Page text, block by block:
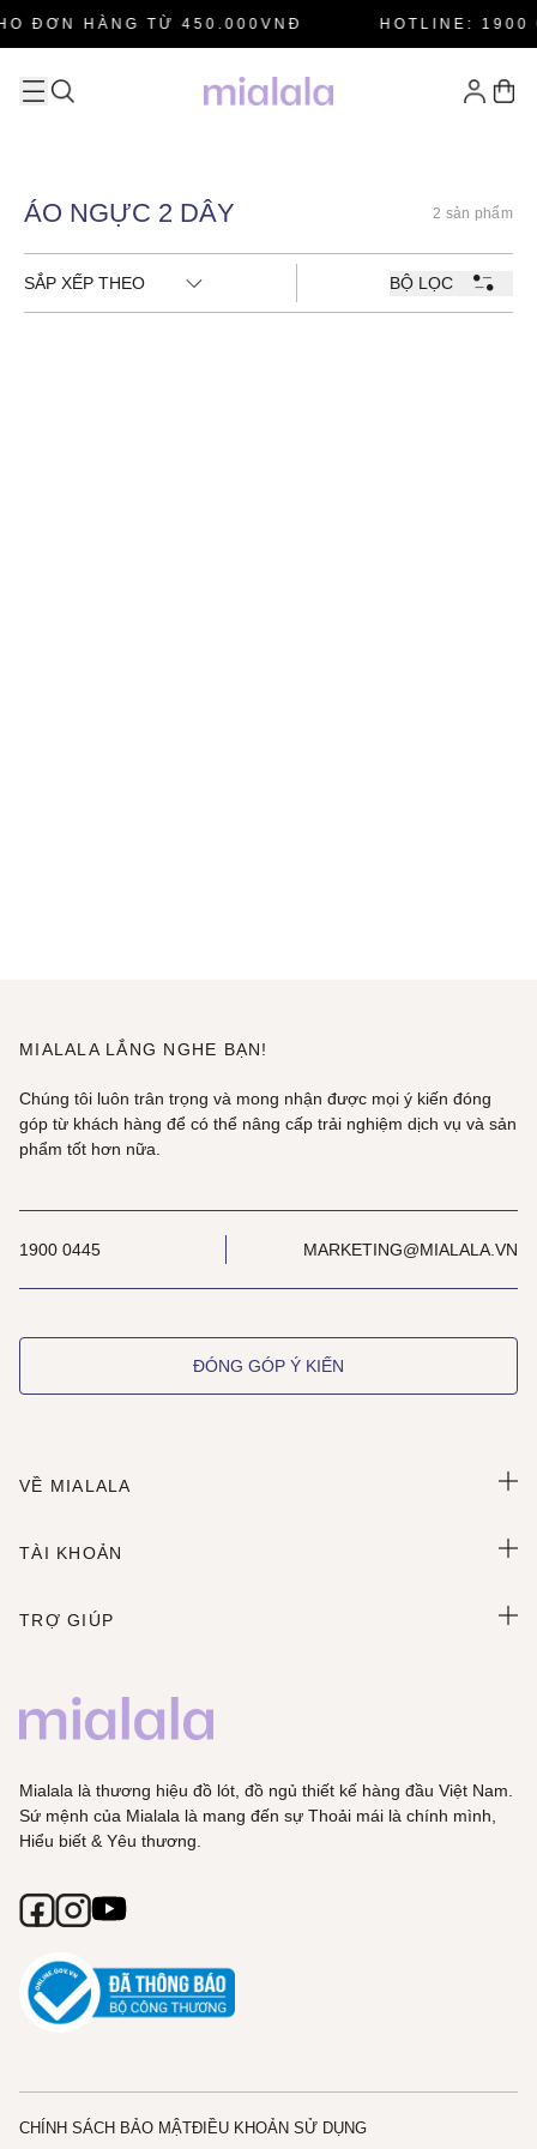
ĐƠN HÀNG TỪ 450.000VNĐ HOTLINE: 1900
ÁO NGỰC 2 DÂY 2 sản phẩm
SẮP XẾP THEO BỘ LỌC
MIALALA LẮNG NGHE BẠN!
Chúng tôi luôn trân trọng và mong nhận được mọi ý kiến đóng
góp từ khách hàng để có thể nâng cấp trải nghiệm dịch vụ và sản
phẩm tốt hơn nữa.
1900 0445 MARKETING@MIALALA.VN
ĐÓNG GÓP Ý KIẾN
VỀ MIALALA
TÀI KHOẢN
TRỢ GIÚP
Mialala là thương hiệu đồ lót, đồ ngủ thiết kế hàng đầu Việt Nam.
Sứ mệnh của Mialala là mang đến sự Thoải mái là chính mình,
Hiểu biết & Yêu thương.
CHÍNH SÁCH BẢO MẬTĐIỀU KHOẢN SỬ DỤNG